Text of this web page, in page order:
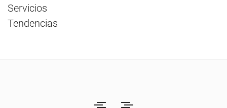
Servicios
Tendencias